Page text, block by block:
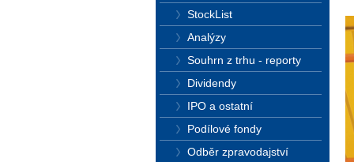
StockList
Analýzy
Souhrn z trhu - reporty
Dividendy
IPO a ostatní
Podílové fondy
Odběr zpravodajství